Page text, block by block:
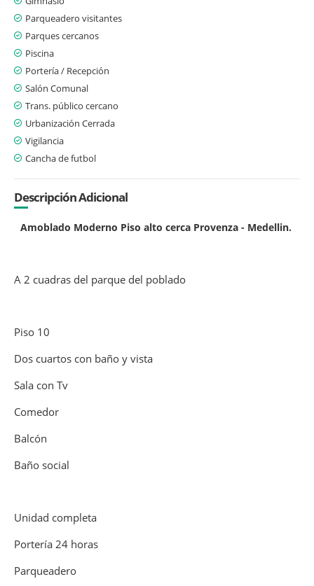
Parqueadero visitantes
Parques cercanos
Piscina
Portería / Recepción
Salón Comunal
Trans. público cercano
Urbanización Cerrada
Vigilancia
Cancha de futbol
Descripción Adicional
Amoblado Moderno Piso alto cerca Provenza - Medellin.
A 2 cuadras del parque del poblado
Piso 10
Dos cuartos con baño y vista
Sala con Tv
Comedor
Balcón
Baño social
Unidad completa
Portería 24 horas
Parqueadero